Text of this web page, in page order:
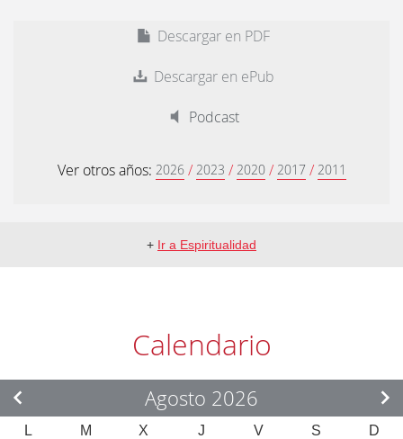
Descargar en PDF
Descargar en ePub
Podcast
Ver otros años: 2026 / 2023 / 2020 / 2017 / 2011
+ Ir a Espiritualidad
Calendario
Agosto 2026
L M X J V S D